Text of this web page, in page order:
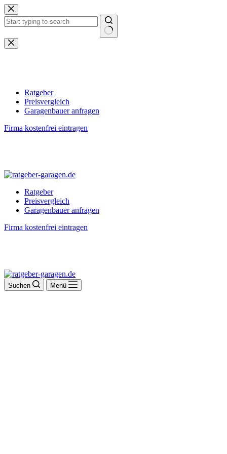
Zum
Inhalt
springen
Keine
Ergebnisse
Ratgeber
Preisvergleich
Garagenbauer anfragen
Firma kostenfrei eintragen
Ratgeber
Preisvergleich
Garagenbauer anfragen
Firma kostenfrei eintragen
Suchen Menü